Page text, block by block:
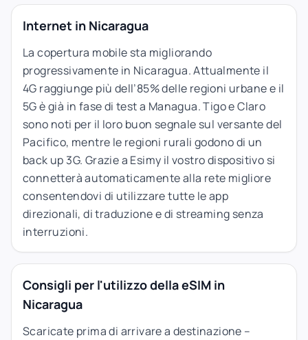
Internet in Nicaragua
La copertura mobile sta migliorando
progressivamente in Nicaragua. Attualmente il
4G raggiunge più dell’85% delle regioni urbane e il
5G è già in fase di test a Managua. Tigo e Claro
sono noti per il loro buon segnale sul versante del
Pacifico, mentre le regioni rurali godono di un
back up 3G. Grazie a Esimy il vostro dispositivo si
connetterà automaticamente alla rete migliore
consentendovi di utilizzare tutte le app
direzionali, di traduzione e di streaming senza
interruzioni.
Consigli per l'utilizzo della eSIM in
Nicaragua
Scaricate prima di arrivare a destinazione –